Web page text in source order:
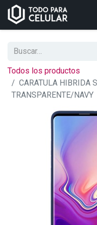
Todos los productos
CARATULA HIBRIDA
TRANSPARENTE/NAVY